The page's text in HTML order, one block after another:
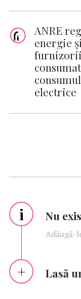
ANRE
energie
electrice
i Nu
Adăugă-
Lasă